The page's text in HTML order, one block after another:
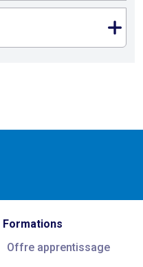
Formations
Offre apprentissage